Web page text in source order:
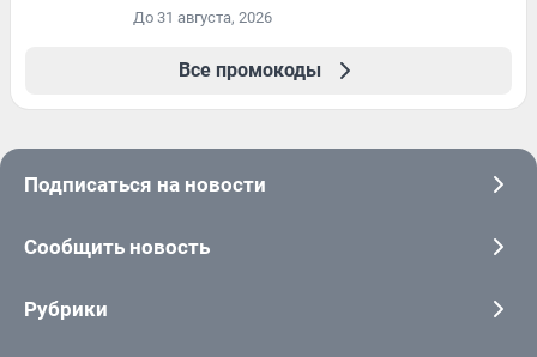
До 31 августа, 2026
Все промокоды
Подписаться на новости
Сообщить новость
Рубрики